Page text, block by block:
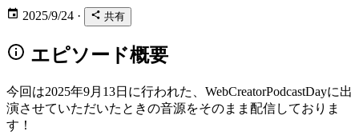
2025/9/24 · 共有
エピソード概要
今回は2025年9月13日に行われた、WebCreatorPodcastDayに出
演させていただいたときの音源をそのまま配信しておりま
す！